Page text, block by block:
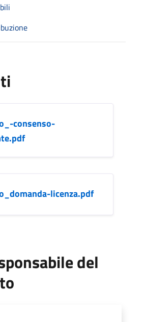
consenso-
licenza.pdf
del